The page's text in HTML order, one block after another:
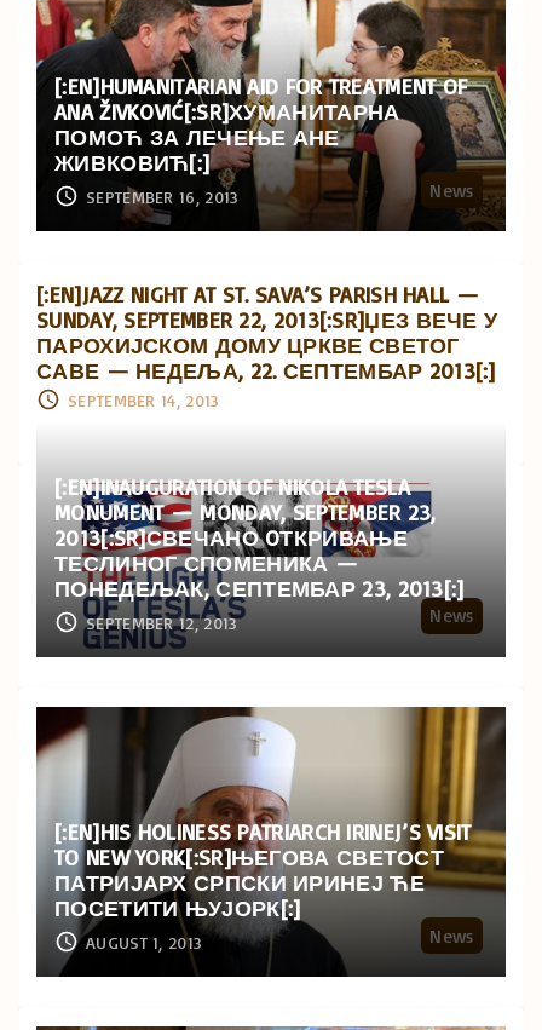
News
[:EN]HUMANITARIAN AID FOR TREATMENT OF
ANA ŽIVKOVIĆ[:SR]ХУМАНИТАРНА
ПОМОЋ ЗА ЛЕЧЕЊЕ АНЕ
ЖИВКОВИЋ[:]
SEPTEMBER 16, 2013
[:EN]JAZZ NIGHT AT ST. SAVA’S PARISH HALL —
SUNDAY, SEPTEMBER 22, 2013[:SR]ЏЕЗ ВЕЧЕ У
ПАРОХИЈСКОМ ДОМУ ЦРКВЕ СВЕТОГ
САВЕ — НЕДЕЉА, 22. СЕПТЕМБАР 2013[:]
SEPTEMBER 14, 2013
News
[:EN]INAUGURATION OF NIKOLA TESLA
MONUMENT — MONDAY, SEPTEMBER 23,
2013[:SR]СВЕЧАНО OТКРИВАЊЕ
ТЕСЛИНОГ СПОМЕНИКА —
ПОНЕДЕЉАК, СЕПТЕМБАР 23, 2013[:]
SEPTEMBER 12, 2013
News
[:EN]HIS HOLINESS PATRIARCH IRINEJ’S VISIT
TO NEW YORK[:SR]ЊЕГОВА СВЕТОСТ
ПАТРИЈАРХ СРПСКИ ИРИНЕЈ ЋЕ
ПОСЕТИТИ ЊУЈОРК[:]
AUGUST 1, 2013